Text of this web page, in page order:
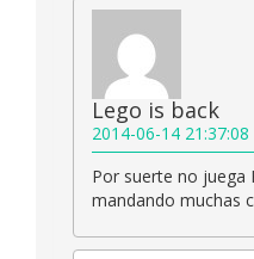
Lego is back
2014-06-14 21:37:08
Por suerte no juega
mandando muchas